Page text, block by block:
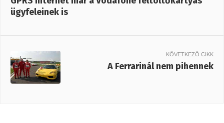
ügyfeleinek is
KÖVETKEZŐ CIKK
A Ferrarinál nem pihennek